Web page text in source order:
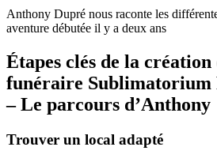
Anthony Dupré nous raconte les
aventure débutée il y a deux ans
Étapes clés de la création
funéraire
– Le parcours d’Anthony
Trouver un local adapté